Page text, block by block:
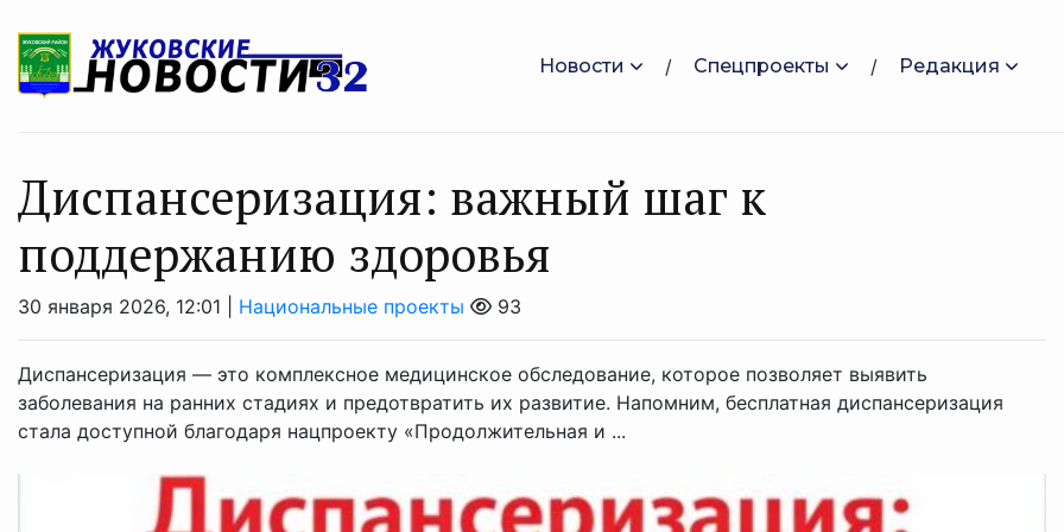
Новости Спецпроекты Редакция
Диспансеризация: важный шаг к
поддержанию здоровья
30 января 2026, 12:01 | Национальные проекты 93
Диспансеризация — это комплексное медицинское обследование, которое позволяет выявить
заболевания на ранних стадиях и предотвратить их развитие. Напомним, бесплатная диспансеризация
стала доступной благодаря нацпроекту «Продолжительная и ...